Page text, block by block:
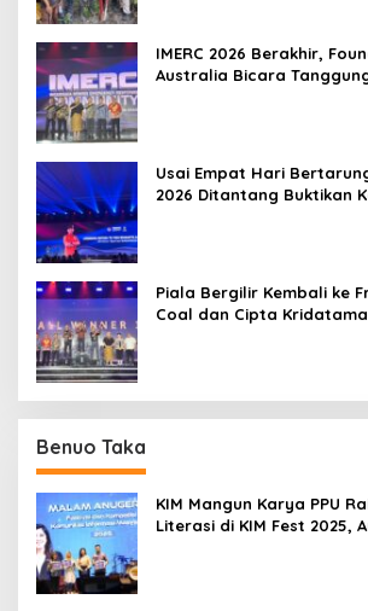
IMERC 2026 Berakhir,
Australia Bicara
Usai Empat Hari
2026 Ditantang Buktikan
Piala Bergilir Kembali ke
Coal dan Cipta
Benuo Taka
KIM Mangun Karya PPU
Literasi di KIM Fest 2025,